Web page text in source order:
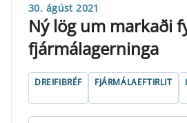
30. ágúst 2021
Ný lög um markaði
fjármálagerninga
DREIFIBRÉF FJÁRMÁLAEFTIRLIT